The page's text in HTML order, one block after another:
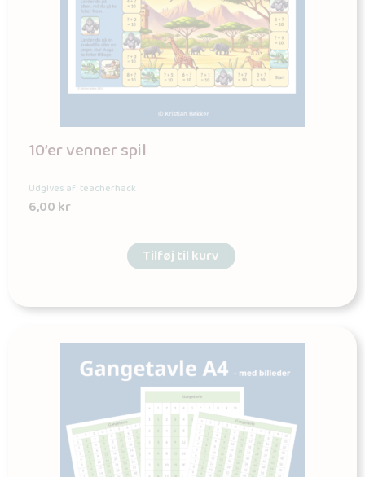
10’er venner spil
Udgives af: teacherhack
6,00kr
Tilføj til kurv